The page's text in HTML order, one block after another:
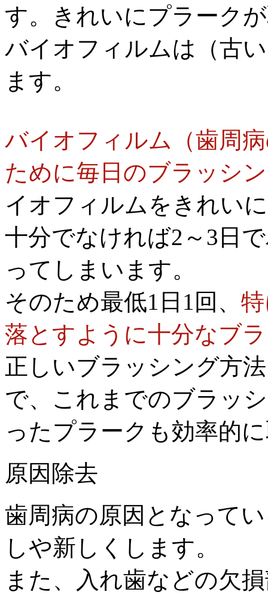
す。きれいにプラーク
バイオフィルムは（古
ます。
バイオフィルム（歯周
ために毎日のブラッシ
イオフィルムをきれい
十分でなければ2～3日
ってしまいます。
そのため最低1日1回、
落とすように十分なブ
正しいブラッシング方
で、これまでのブラッ
ったプラークも効率的
原因除去
歯周病の原因となって
しや新しくします。
また、入れ歯などの欠